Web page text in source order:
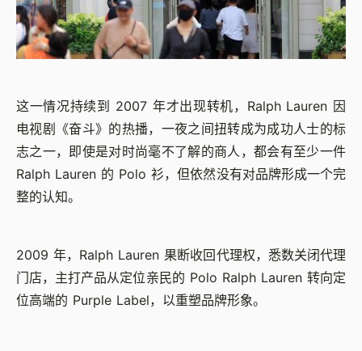
这一情况持续到 2007 年才出现转机，Ralph Lauren 因
电视剧《奋斗》的热播，一夜之间扭转成为成功人士的标
志之一，即使是对时尚毫不了解的商人，都会有至少一件
Ralph Lauren 的 Polo 衫，但依然没有对品牌形成一个完
整的认知。
2009 年，Ralph Lauren 果断收回代理权，悉数关闭代理
门店，主打产品从定位亲民的 Polo Ralph Lauren 转向定
位高端的 Purple Label，以重塑品牌形象。